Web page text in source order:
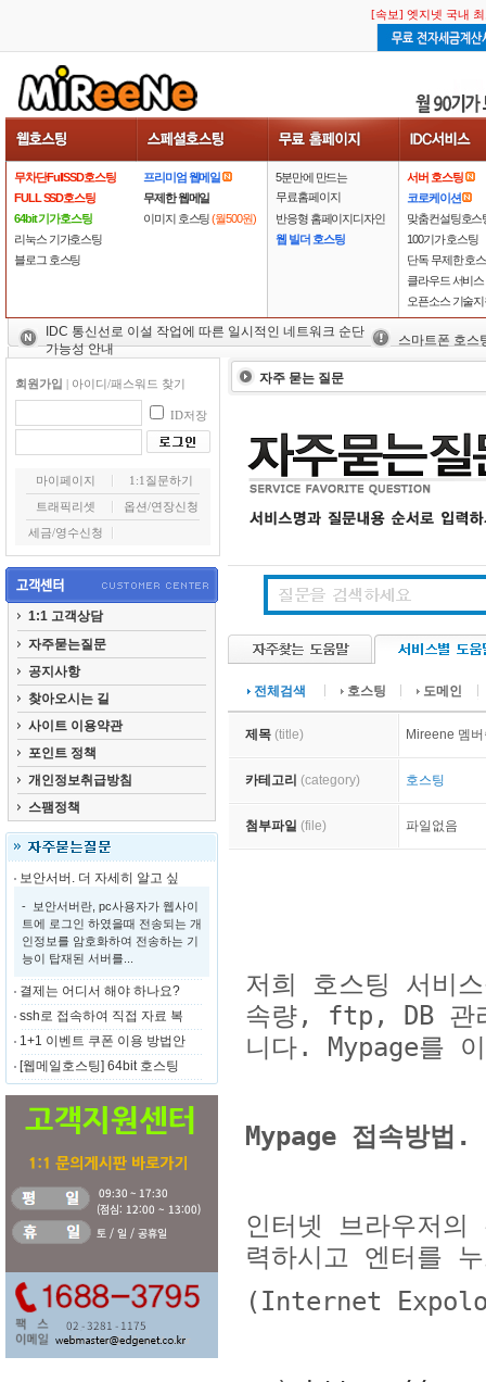
[속보] 엣지넷 국내
무차단FullSSD호스팅
FULL SSD호스팅
64bit 기가호스팅
리눅스 기가호스팅
블로그 호스팅
프리미엄 웹메일
무제한 웹메일
이미지 호스팅(월500원)
5분만에 만드는
무료홈페이지
반응형 홈페이지디자인
웹 빌더 호스팅
서버 호스팅
코로케이션
맞춤컨설팅호스
100기가 호스팅
단독 무제한 호
클라우드 서비스
오픈소스 기술
IDC 통신선로 이설 작업에 따른 일시적인 네트워크 순단
가능성 안내
스마트폰 호스
회원가입 | 아이디/패스워드 찾기
ID저장
마이페이지
1:1질문하기
트래픽리셋
옵션/연장신청
세금/영수신청
1:1 고객상담
자주묻는질문
공지사항
찾아오시는 길
사이트 이용약관
포인트 정책
개인정보취급방침
스팸정책
보안서버. 더 자세히 알고 싶
- 보안서버란, pc사용자가 웹사이
트에 로그인 하였을때 전송되는 개
인정보를 암호화하여 전송하는 기
능이 탑재된 서버를...
결제는 어디서 해야 하나요?
ssh로 접속하여 직접 자료 복
1+1 이벤트 쿠폰 이용 방법안
[웹메일호스팅] 64bit 호스팅
자주 묻는 질문
전체검색 호스팅 도메인
제목 (title) Mireene 멤
카테고리 (category) 호스팅
첨부파일 (file) 파일없음
저희 호스팅 서비
속량, ftp, DB 관
니다. Mypage를
Mypage 접속방법 .
인터넷 브라우저
력하시고 엔터를
(Internet